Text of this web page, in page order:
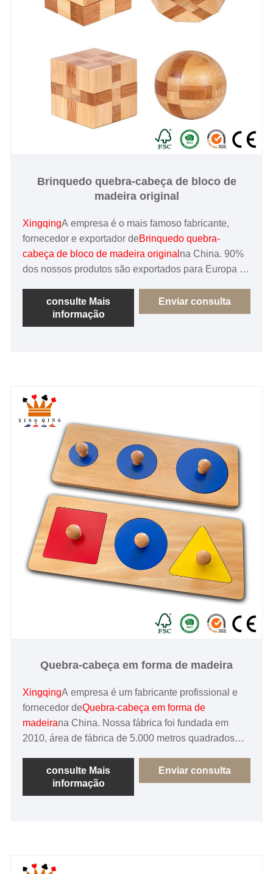
Brinquedo quebra-cabeça de bloco de
madeira original
XingqingA empresa é o mais famoso fabricante,
fornecedor e exportador deBrinquedo quebra-
cabeça de bloco de madeira original na China. 90%
dos nossos produtos são exportados para Europa e
elogios e confiança dos clientes. Materiais
ecológicos e serviço personalizado completo são
nossas vantagens, e esperamos sinceramente nos
consulte Mais
informação
Enviar consulta
Quebra-cabeça em forma de madeira
XingqingA empresa é um fabricante profissional e
fornecedor deQuebra-cabeça em forma de
madeirana China. Nossa fábrica foi fundada em
2010, área de fábrica de 5.000 metros quadrados
madeira de alta qualidade personalizados com as
máquinas e equipamentos mais avançados, tem rica
experiência em gerenciamento de produção,
consulte Mais
informação
Enviar consulta